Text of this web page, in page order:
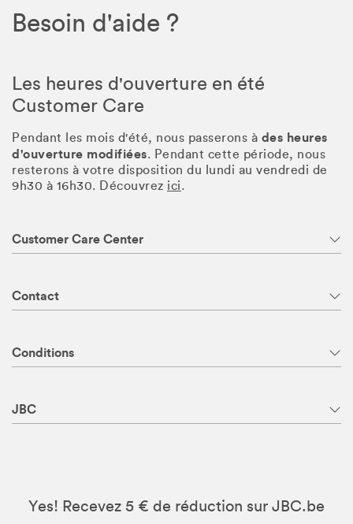
Besoin d'aide ?
Les heures d'ouverture en été
Customer Care
Pendant les mois d'été, nous passerons à des heures
d'ouverture modifiées. Pendant cette période, nous
resterons à votre disposition du lundi au vendredi de
9h30 à 16h30. Découvrez ici.
Customer Care Center
Contact
Conditions
JBC
Yes! Recevez 5 € de réduction sur JBC.be